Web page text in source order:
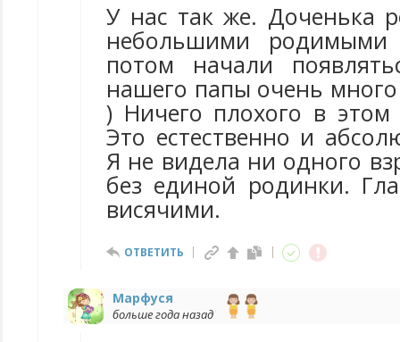
У нас так же. Доченька
небольшими
потом начали
нашего папы очень
) Ничего плохого в
Это естественно и
Я не видела ни одного
без единой родинки.
висячими.
ОТВЕТИТЬ
Марфуся
больше года назад